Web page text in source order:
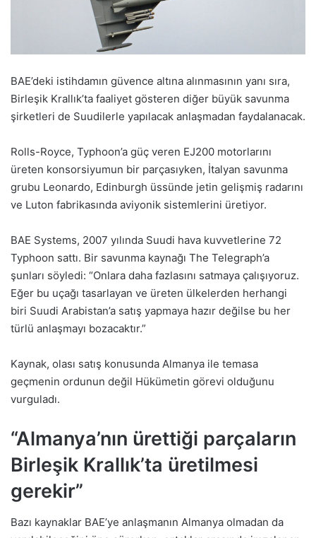
BAE’deki istihdamın güvence altına alınmasının yanı sıra,
Birleşik Krallık’ta faaliyet gösteren diğer büyük savunma
şirketleri de Suudilerle yapılacak anlaşmadan faydalanacak.
Rolls-Royce, Typhoon’a güç veren EJ200 motorlarını
üreten konsorsiyumun bir parçasıyken, İtalyan savunma
grubu Leonardo, Edinburgh üssünde jetin gelişmiş radarını
ve Luton fabrikasında aviyonik sistemlerini üretiyor.
BAE Systems, 2007 yılında Suudi hava kuvvetlerine 72
Typhoon sattı. Bir savunma kaynağı The Telegraph’a
şunları söyledi: “Onlara daha fazlasını satmaya çalışıyoruz.
Eğer bu uçağı tasarlayan ve üreten ülkelerden herhangi
biri Suudi Arabistan’a satış yapmaya hazır değilse bu her
türlü anlaşmayı bozacaktır.”
Kaynak, olası satış konusunda Almanya ile temasa
geçmenin ordunun değil Hükümetin görevi olduğunu
vurguladı.
“Almanya’nın ürettiği parçaların
Birleşik Krallık’ta üretilmesi
gerekir”
Bazı kaynaklar BAE’ye anlaşmanın Almanya olmadan da